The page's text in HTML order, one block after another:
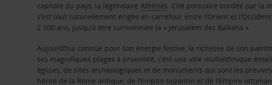
capitale du pays, la légendaireAthènes. Cité portuaire bordée par la
s’est tout naturellement érigée en carrefour entre l’Orient et
2 500 ans, jusqu’à être surnommée la « Jérusalem des Balkans ».
Aujourd’hui connue pour son énergie festive, la richesse de son
ses magnifiques plages à proximité, c’est une ville multiethnique
églises, de sites archéologiques et de monuments qui sont les
hérité de la Rome antique, de l’Empire byzantin et de l’Empire